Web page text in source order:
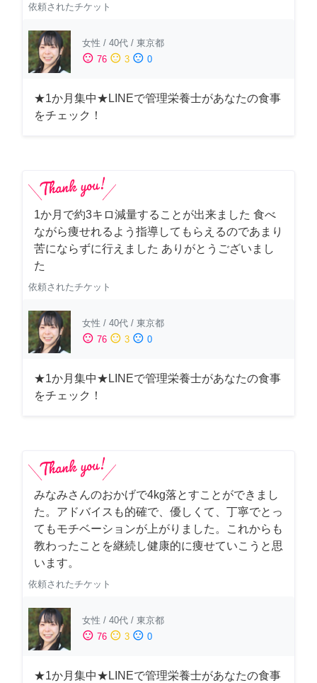
依頼されたチケット
女性 / 40代 / 東京都
sentiment_satisfied 76 sentiment_neutral 3 sentiment_dissatisfied 0
★1か月集中★LINEで管理栄養士があなたの食事
をチェック！
1か月で約3キロ減量することが出来ました 食べ
ながら痩せれるよう指導してもらえるのであまり
苦にならずに行えました ありがとうございまし
た
依頼されたチケット
女性 / 40代 / 東京都
sentiment_satisfied 76 sentiment_neutral 3 sentiment_dissatisfied 0
★1か月集中★LINEで管理栄養士があなたの食事
をチェック！
みなみさんのおかげで4kg落とすことができまし
た。アドバイスも的確で、優しくて、丁寧でとっ
てもモチベーションが上がりました。これからも
教わったことを継続し健康的に痩せていこうと思
います。
依頼されたチケット
女性 / 40代 / 東京都
sentiment_satisfied 76 sentiment_neutral 3 sentiment_dissatisfied 0
★1か月集中★LINEで管理栄養士があなたの食事